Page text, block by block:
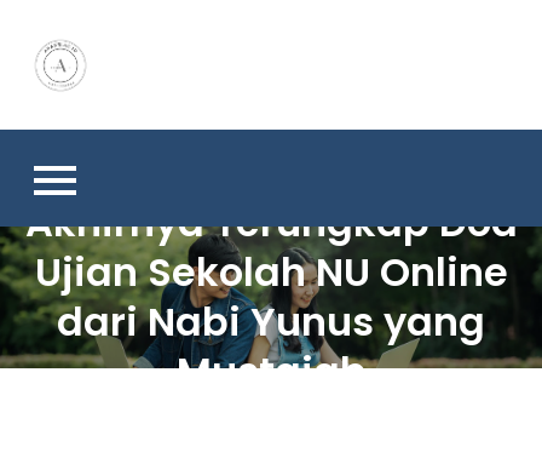
content
Akhirnya Terungkap Doa
Ujian Sekolah NU Online
dari Nabi Yunus yang
Mustajab